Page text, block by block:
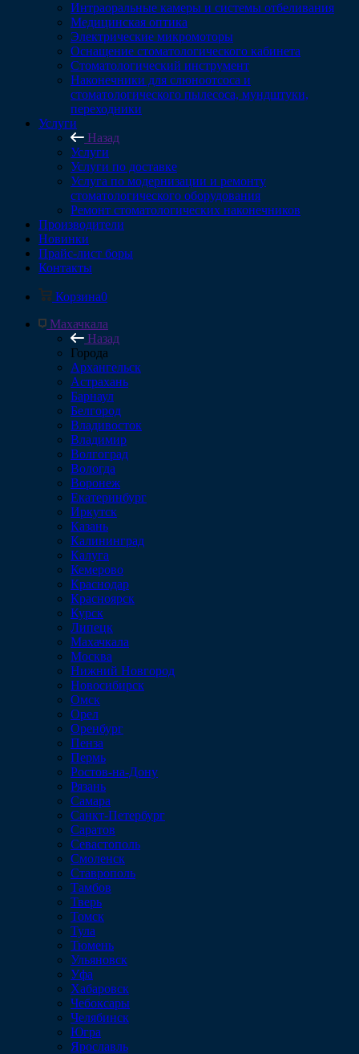
Интраоральные камеры и системы отбеливания
Медицинская оптика
Электрические микромоторы
Оснащение стоматологического кабинета
Стоматологический инструмент
Наконечники для слюноотсоса и
стоматологического пылесоса, мундштуки,
переходники
Услуги
Назад
Услуги
Услуги по доставке
Услуга по модернизации и ремонту
стоматологического оборудования
Ремонт стоматологических наконечников
Производители
Новинки
Прайс-лист боры
Контакты
Корзина0
Махачкала
Назад
Города
Архангельск
Астрахань
Барнаул
Белгород
Владивосток
Владимир
Волгоград
Вологда
Воронеж
Екатеринбург
Иркутск
Казань
Калининград
Калуга
Кемерово
Краснодар
Красноярск
Курск
Липецк
Махачкала
Москва
Нижний Новгород
Новосибирск
Омск
Орел
Оренбург
Пенза
Пермь
Ростов-на-Дону
Рязань
Самара
Санкт-Петербург
Саратов
Севастополь
Смоленск
Ставрополь
Тамбов
Тверь
Томск
Тула
Тюмень
Ульяновск
Уфа
Хабаровск
Чебоксары
Челябинск
Югра
Ярославль